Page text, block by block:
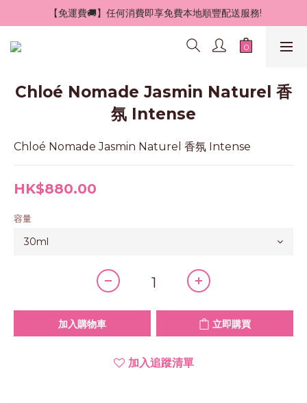
【免運費🚚】任何消費即享免費本地順豐配送服務!
Chloé Nomade Jasmin Naturel 香
氛 Intense
Chloé Nomade Jasmin Naturel 香氛 Intense
HK$880.00
容量
加入購物車 立即購買
加入追蹤清單